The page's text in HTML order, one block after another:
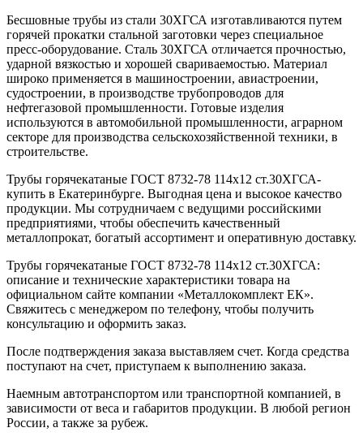
Бесшовные трубы из стали 30ХГСА изготавливаются путем
горячей прокатки стальной заготовки через специальное
пресс-оборудование. Сталь 30ХГСА отличается прочностью,
ударной вязкостью и хорошей свариваемостью. Материал
широко применяется в машиностроении, авиастроении,
судостроении, в производстве трубопроводов для
нефтегазовой промышленности. Готовые изделия
используются в автомобильной промышленности, аграрном
секторе для производства сельскохозяйственной техники, в
строительстве.
Трубы горячекатаные ГОСТ 8732-78 114x12 ст.30ХГСА-
купить в Екатеринбурге. Выгодная цена и высокое качество
продукции. Мы сотрудничаем с ведущими российскими
предприятиями, чтобы обеспечить качественный
металлопрокат, богатый ассортимент и оперативную доставку.
Трубы горячекатаные ГОСТ 8732-78 114x12 ст.30ХГСА:
описание и технические характеристики товара на
официальном сайте компании «Металлокомплект ЕК».
Свяжитесь с менеджером по телефону, чтобы получить
консультацию и оформить заказ.
После подтверждения заказа выставляем счет. Когда средства
поступают на счет, приступаем к выполнению заказа.
Наемным автотранспортом или транспортной компанией, в
зависимости от веса и габаритов продукции. В любой регион
России, а также за рубеж.